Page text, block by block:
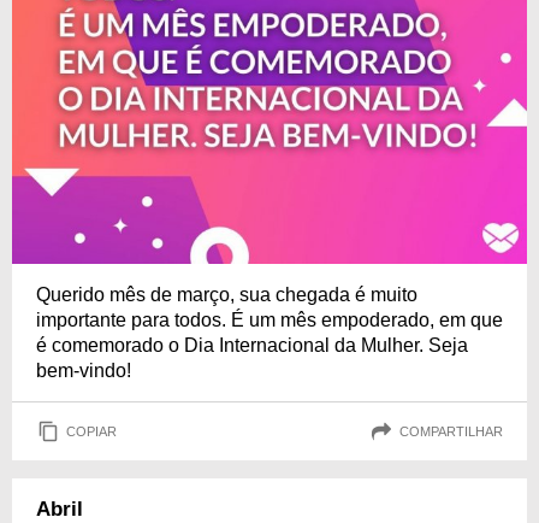
Querido mês de março, sua chegada é muito
importante para todos. É um mês empoderado, em que
é comemorado o Dia Internacional da Mulher. Seja
bem-vindo!
COPIAR COMPARTILHAR
Abril